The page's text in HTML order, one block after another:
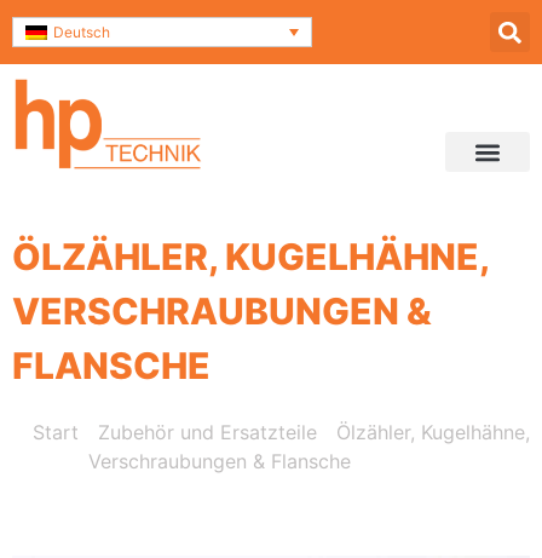
Deutsch
ÖLZÄHLER, KUGELHÄHNE,
VERSCHRAUBUNGEN &
FLANSCHE
Start Zubehör und Ersatzteile
Ölzähler, Kugelhähne,
Verschraubungen & Flansche